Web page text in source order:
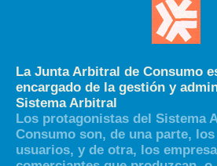
La Junta Arbitral de Consumo
encargado de la gestión y
Sistema Arbitral
Los protagonistas del Sistema
Consumo son, de una parte,
usuarios, y de otra, los